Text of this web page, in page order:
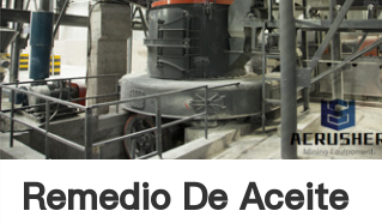
Remedio De Aceite